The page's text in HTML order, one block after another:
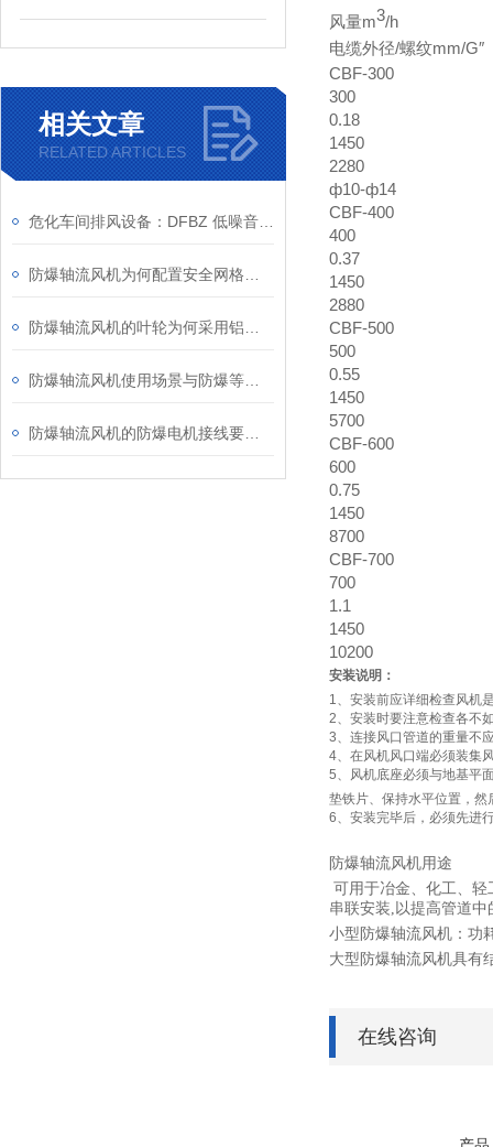
相关文章
RELATED ARTICLES
风量m3/h
电缆外径/螺纹mm/G″
CBF-300
300
0.18
1450
2280
ф10-ф14
CBF-400
400
0.37
1450
2880
CBF-500
500
0.55
1450
5700
CBF-600
600
0.75
1450
8700
CBF-700
700
1.1
1450
10200
安装说明：
1、安装前应详细检查风机
2、安装时要注意检查各不
3、连接风口管道的重量不
4、在风机风口端必须装集
5、风机底座必须与地基平
垫铁片、保持水平位置，然
6、安装完毕后，必须先进
防爆轴流风机用途
可用于冶金、化工、
串联安装,以提高管道中
小型防爆轴流风机：功
大型防爆轴流风机具有
在线咨询